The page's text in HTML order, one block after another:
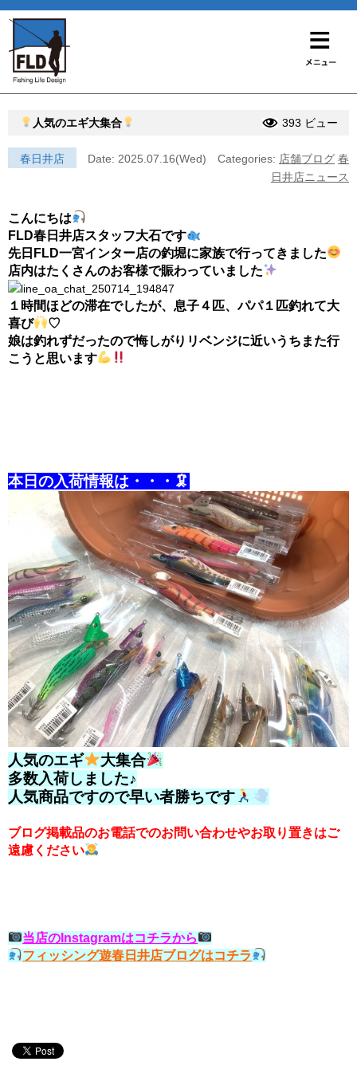
人気のエギ大集合 393 ビュー
春日井店 Date: 2025.07.16(Wed) Categories: 店舗ブログ 春
日井店ニュース
こんにちは
FLD春日井店スタッフ大石です
先日FLD一宮インター店の釣堀に家族で行ってきました
店内はたくさんのお客様で賑わっていました
１時間ほどの滞在でしたが、息子４匹、パパ１匹釣れて大
喜び
♡
娘は釣れずだったので悔しがりリベンジに近いうちまた行
こうと思います
本日の入荷情報は・・・🦑
人気のエギ
大集合
多数入荷しました♪
人気商品ですので早い者勝ちです
ブログ掲載品のお電話でのお問い合わせやお取り置きはご
遠慮ください
当店のInstagramはコチラから
フィッシング遊春日井店ブログはコチラ